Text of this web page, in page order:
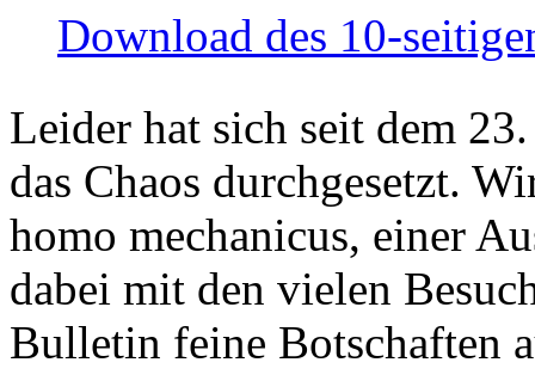
Download des 10-
Leider hat sich seit dem
das Chaos durchgesetzt.
homo mechanicus, einer
dabei mit den vielen
Bulletin feine Botschaften